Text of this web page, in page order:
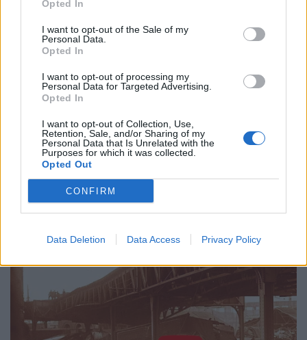
Opted In
I want to opt-out of the Sale of my
Personal Data.
Opted In
I want to opt-out of processing my
Personal Data for Targeted Advertising.
Opted In
I want to opt-out of Collection, Use,
Retention, Sale, and/or Sharing of my
Personal Data that Is Unrelated with the
Purposes for which it was collected.
Opted Out
CONFIRM
Data Deletion Data Access Privacy Policy